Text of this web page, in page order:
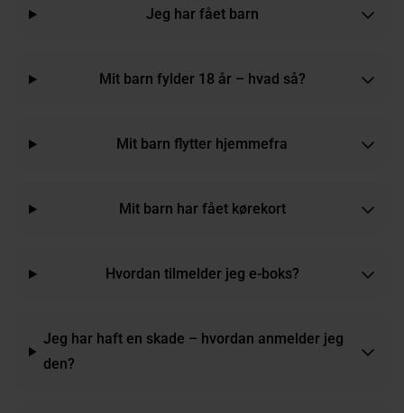
Jeg har fået barn
Mit barn fylder 18 år – hvad så?
Mit barn flytter hjemmefra
Mit barn har fået kørekort
Hvordan tilmelder jeg e-boks?
Jeg har haft en skade – hvordan anmelder jeg
den?